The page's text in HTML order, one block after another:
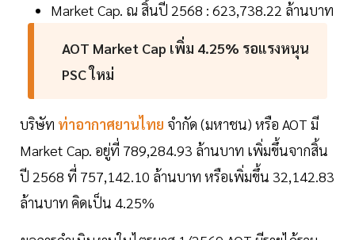
Market Cap. ณ สิ้นปี 2568 : 623,738.22 ล้านบาท
AOT Market Cap เพิ่ม 4.25% รอแรงหนุน
PSC ใหม่
บริษัท ท่าอากาศยานไทย จำกัด (มหาชน) หรือ AOT มี
Market Cap. อยู่ที่ 789,284.93 ล้านบาท เพิ่มขึ้นจากสิ้น
ปี 2568 ที่ 757,142.10 ล้านบาท หรือเพิ่มขึ้น 32,142.83
ล้านบาท คิดเป็น 4.25%